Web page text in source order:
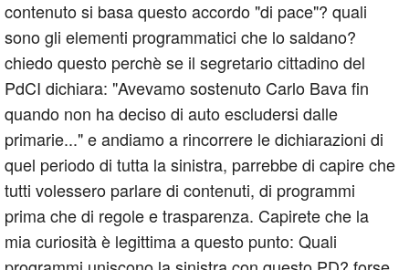
contenuto si basa questo accordo "di pace"? quali
sono gli elementi programmatici che lo saldano?
chiedo questo perchè se il segretario cittadino del
PdCI dichiara: "Avevamo sostenuto Carlo Bava fin
quando non ha deciso di auto escludersi dalle
primarie..." e andiamo a rincorrere le dichiarazioni di
quel periodo di tutta la sinistra, parrebbe di capire che
tutti volessero parlare di contenuti, di programmi
prima che di regole e trasparenza. Capirete che la
mia curiosità è legittima a questo punto: Quali